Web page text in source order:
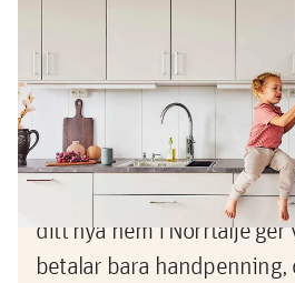
Erbjudande
Köp nu, sälj sedan -
tillbaka om du inte
gamla bostad
Nu vågar du köpa innan
ditt nya hem i Norrtälje ger
betalar bara